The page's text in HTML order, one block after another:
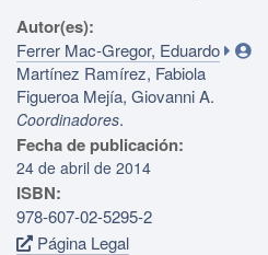
Autor(es):
Ferrer Mac-Gregor, Eduardo
Martínez Ramírez, Fabiola
Figueroa Mejía, Giovanni A.
Coordinadores.
Fecha de publicación:
24 de abril de 2014
ISBN:
978-607-02-5295-2
Página Legal